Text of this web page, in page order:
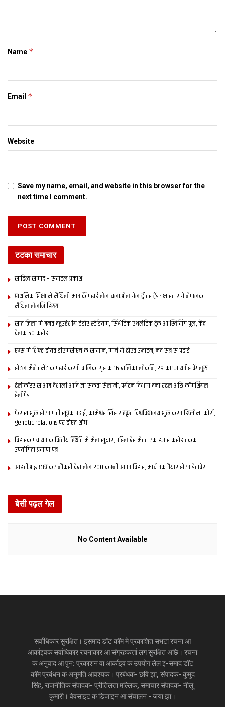
Name *
Email *
Website
Save my name, email, and website in this browser for the
next time I comment.
टटका समाचार
साहित्य समाद – समटल प्रकाश
प्राथमिक शि‍क्षा मे मैथि‍ली भाषाकेँ पढ़ाई लेल चलाओल गेल ट्वीटर ट्रेंड : भारत संगे नेपालक
मैथिल लेलनि हिस्सा
सात जिला मे बनत बहुउद्देशीय इंडोर स्‍टेडि‍यम, सिंथेटिक एथलेटिक ट्रेक आ स्विमिंग पुल, केंद्र
देलक 50 करोड़
एम्स मे शिफ्ट होयत डीएमसीएच क सामान, मार्च मे होएत उद्घाटन, नव सत्र स पढाई
होटल मैनेजमेंट क पढ़ाई करती बालिका गृह क 16 बालिका लोकनि, 29 कए जायतीह बेंगलुरु
हेलीकॉप्टर स आब वैशाली आबि जा सकता सैलानी, पर्यटन विभाग बना रहल अछि कॉमर्शियल
हेलीपैड
फेर स शुरू होएत पंजी सूत्रक पढाई, कामेश्वर सिंह संस्कृत विश्वविद्यालय शुरू करत डिप्लोमा कोर्स,
genetic relations पर होएत शोध
बिहारक पंचायत क वित्‍तीय स्थिति मे भेल सुधार, पहिल बेर भेटत एक हजार करोड़ तकक
उपयोगिता प्रमाण पत्र
आइटीआइ छात्र कए नौकरी देबा लेल 200 कंपनी आउत बिहार, मार्च तक तैयार होएत डेटाबेस
बेसी पढ़ल गेल
No Content Available
सर्वाधिकार सुरक्षित। इसमाद डॉट कॉम मे प्रकाशित सभटा रचना आ
आर्काइवक सर्वाधिकार रचनाकार आ संग्रहकर्त्ता लग सुरक्षित अछि। रचना
क अनुवाद आ पुन: प्रकाशन वा आर्काइव क उपयोग लेल इ-समाद डॉट
कॉम प्रबंधन क अनुमति आवश्यक। प्रबंधक- छवि झा, संपादक- कुमुद
सिंह, राजनीतिक संपादक- प्रीतिलता मल्लिक, समाचार संपादक- नीलू
कुमारी। वेवसाइट क डिजाइन आ संचालन - जया झा।